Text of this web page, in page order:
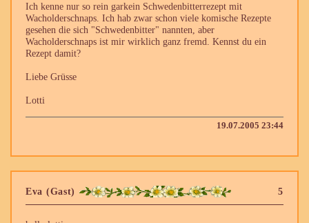
Ich kenne nur so rein garkein Schwedenbitterrezept mit
Wacholderschnaps. Ich hab zwar schon viele komische Rezepte
gesehen die sich "Schwedenbitter" nannten, aber
Wacholderschnaps ist mir wirklich ganz fremd. Kennst du ein
Rezept damit?
Liebe Grüsse
Lotti
19.07.2005 23:44
5
Eva (Gast)